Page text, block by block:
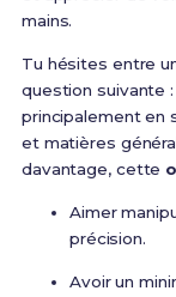
mains.
Tu hésites entre
question suivante
principalement en
et matières
davantage, cette
Aimer
précision.
Avoir un